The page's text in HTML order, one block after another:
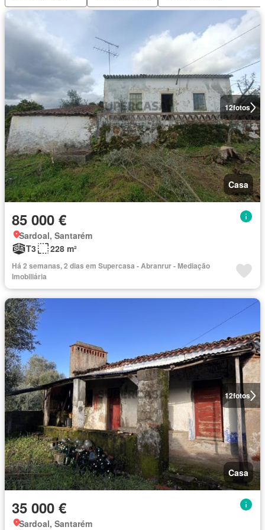
12fotos
Casa
85 000 €
Sardoal, Santarém
T3
228 m²
Há 2 semanas, 2 dias em Supercasa - Abranrur - Mediação
Imobiliária
12fotos
Casa
35 000 €
Sardoal, Santarém